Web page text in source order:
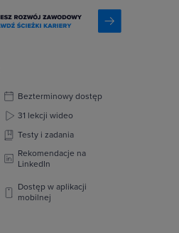
Bezterminowy dostęp
31 lekcji wideo
Testy i zadania
Rekomendacje na
LinkedIn
Dostęp w aplikacji
mobilnej